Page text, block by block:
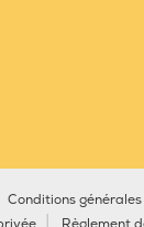
Conditions